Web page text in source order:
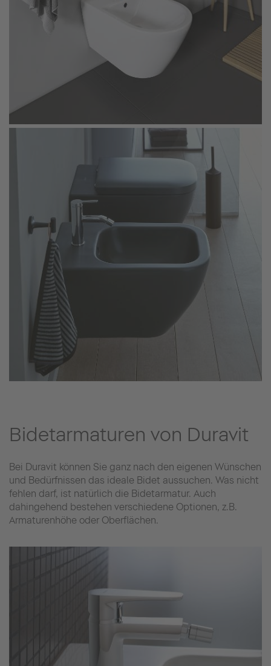
Bidetarmaturen von Duravit
Bei Duravit können Sie ganz nach den eigenen Wünschen
und Bedürfnissen das ideale Bidet aussuchen. Was nicht
fehlen darf, ist natürlich die Bidetarmatur. Auch
dahingehend bestehen verschiedene Optionen, z.B.
Armaturenhöhe oder Oberflächen.